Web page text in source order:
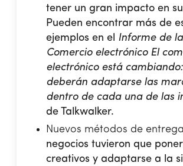
tener un gran impacto en
Pueden encontrar más de
ejemplos en el Informe de
Comercio electrónico El
electrónico está
deberán adaptarse las
dentro de cada una de las
de Talkwalker.
Nuevos métodos de
negocios tuvieron que
creativos y adaptarse a la